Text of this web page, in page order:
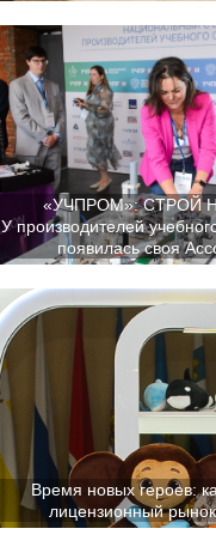
«УЧПРОМ»: СТРОЙ
У производителей
появилась своя
Время новых героев:
лицензионный